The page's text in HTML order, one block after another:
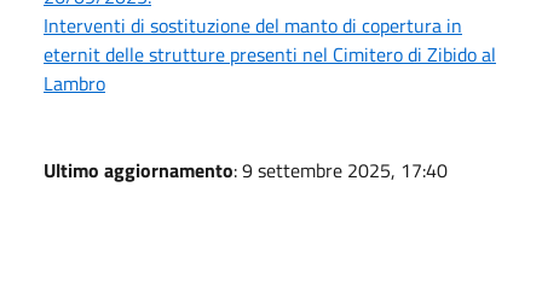
Interventi di sostituzione del manto di copertura in
eternit delle strutture presenti nel Cimitero di Zibido al
Lambro
Ultimo aggiornamento: 9 settembre 2025, 17:40